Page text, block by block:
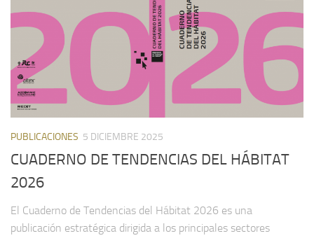
PUBLICACIONES 5 DICIEMBRE 2025
CUADERNO DE TENDENCIAS DEL HÁBITAT
2026
El Cuaderno de Tendencias del Hábitat 2026 es una
publicación estratégica dirigida a los principales sectores